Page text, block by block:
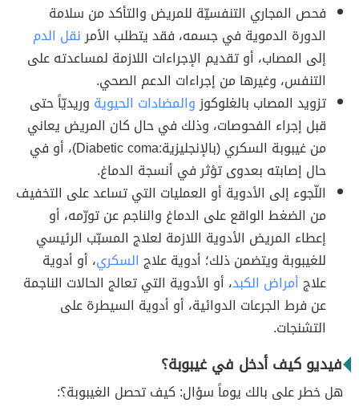
فحص المجاري التنفسيّة للمريض والتأكد من سلامة
الدورة الدموية في جسمه، فقد يتطلب الأمرنقل الدم
إلى المصاب، أو تقديم الإجراءات اللازمة لمساعدته على
التنفس، وغيرها من إجراءات الدعم الصحي.
تزويد المصاب بالغلوكوزوالمضادات الحيوية وريديّاً حتى
قبل إجراء الفحوصات، وذلك في حال كان المريض يعاني
من غيبوبة السكري (بالإنجليزية:Diabetic coma)، أو في
حال إصابته بعدوى تؤثر في أنسجة الدماغ.
اللّجوء إلى الأدوية أو العمليات التي تساعد على التخفيف
من الضغط الواقع على الدماغ والناجم عن تورّمه، أو
إعطاء المريض الأدوية اللازمة لعلاج المسبّب الرئيسي
للغيبوبة ويتضمن ذلك؛ أدوية علاج السكري، أو أدوية
علاجأمراض الكبد، أو الأدوية التي تعالج الحالات الناجمة
عن فرط الجرعات الدوائية، أو أدوية السيطرة على
التشنجات.
فيديو كيف أدخل في غيبوبة؟
هل خطر على بالك يوماً سؤال: كيف تحصل الغيبوبة؟: